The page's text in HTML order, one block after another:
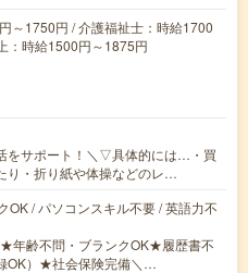
～1750円 / 介護福祉士：時給1700
：時給1500円～1875円
をサポート！＼▽具体的には…・買
り・折り紙や体操などのレ…
OK / パソコンスキル不要 / 英語力不
年齢不問・ブランクOK★履歴書不
OK）★社会保険完備＼…